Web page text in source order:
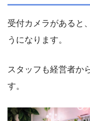
受付カメラがあると
うになります。
スタッフも経営者か
す。